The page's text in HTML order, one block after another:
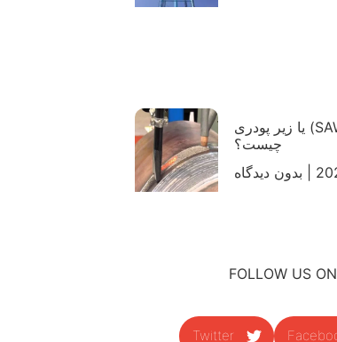
جوشکاری (SAW) یا زیر پودری
چیست؟
بدون دیدگاه
FOLLOW US ON
Twitter